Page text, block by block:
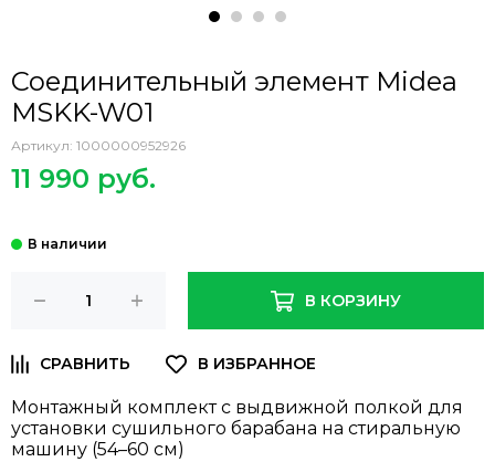
Соединительный элемент Midea
MSKK-W01
Артикул: 1000000952926
11 990 руб.
В КОРЗИНУ
Монтажный комплект с выдвижной полкой для
установки сушильного барабана на стиральную
машину (54–60 см)